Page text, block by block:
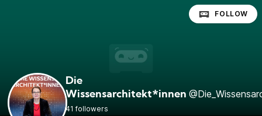
Die
Wissensarchitekt*innen
41 followers
FOLLOW